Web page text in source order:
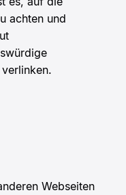
achten und
Webseiten